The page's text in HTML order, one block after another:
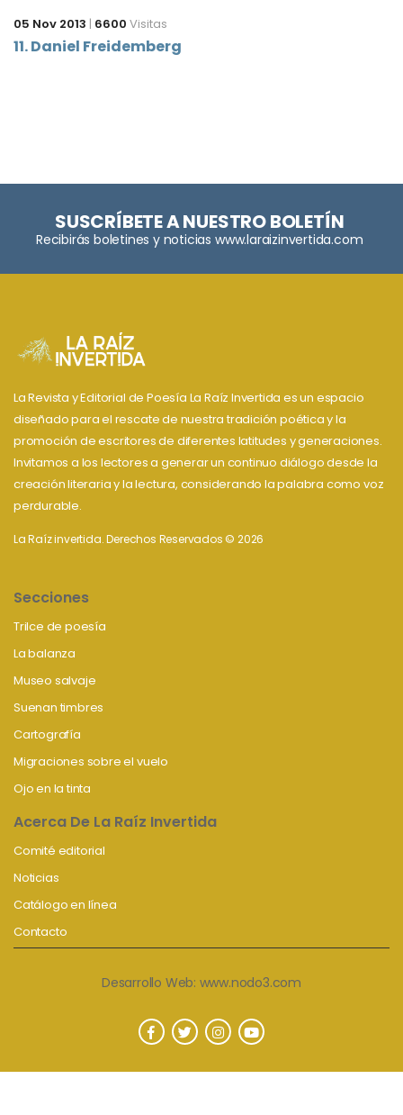
05 Nov 2013 | 6600 Visitas
11. Daniel Freidemberg
SUSCRÍBETE A NUESTRO BOLETÍN
Recibirás boletines y noticias www.laraizinvertida.com
La Revista y Editorial de Poesía La Raíz Invertida es un espacio
diseñado para el rescate de nuestra tradición poética y la
promoción de escritores de diferentes latitudes y generaciones.
Invitamos a los lectores a generar un continuo diálogo desde la
creación literaria y la lectura, considerando la palabra como voz
perdurable.
La Raíz invertida. Derechos Reservados © 2026
Secciones
Trilce de poesía
La balanza
Museo salvaje
Suenan timbres
Cartografía
Migraciones sobre el vuelo
Ojo en la tinta
Acerca De La Raíz Invertida
Comité editorial
Noticias
Catálogo en línea
Contacto
Desarrollo Web: www.nodo3.com